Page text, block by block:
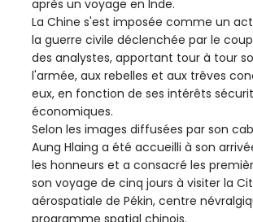
après un voyage en Inde.
La Chine s'est imposée comme un
la guerre civile déclenchée par le
des analystes, apportant tour à tour
l'armée, aux rebelles et aux trêves
eux, en fonction de ses intérêts
économiques.
Selon les images diffusées par son
Aung Hlaing a été accueilli à son
les honneurs et a consacré les
son voyage de cinq jours à visiter la
aérospatiale de Pékin, centre